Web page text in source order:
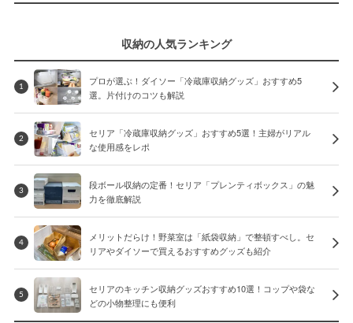
収納の人気ランキング
1
プロが選ぶ！ダイソー「冷蔵庫収納グッズ」おすすめ5
選。片付けのコツも解説
2
セリア「冷蔵庫収納グッズ」おすすめ5選！主婦がリアル
な使用感をレポ
3
段ボール収納の定番！セリア「プレンティボックス」の魅
力を徹底解説
4
メリットだらけ！野菜室は「紙袋収納」で整頓すべし。セ
リアやダイソーで買えるおすすめグッズも紹介
5
セリアのキッチン収納グッズおすすめ10選！コップや袋な
どの小物整理にも便利